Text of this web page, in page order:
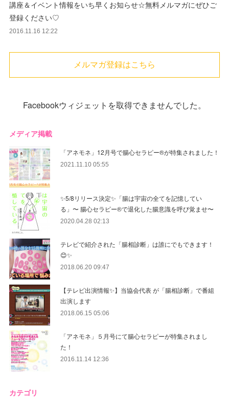
講座＆イベント情報をいち早くお知らせ☆無料メルマガにぜひご
登録ください♡
2016.11.16 12:22
メルマガ登録はこちら
Facebookウィジェットを取得できませんでした。
メディア掲載
「アネモネ」12月号で腸心セラピー®︎が特集されました！
2021.11.10 05:55
✨5/8リリース決定✨「腸は宇宙の全てを記憶してい
る」〜 腸心セラピー®︎で退化した腸意識を呼び覚ませ〜
2020.04.28 02:13
テレビで紹介された「腸相診断」は誰にでもできます！
😊✨
2018.06.20 09:47
【テレビ出演情報✨】当協会代表 が「腸相診断」で番組
出演します
2018.06.15 05:06
「アネモネ」５月号にて腸心セラピーが特集されまし
た！
2016.11.14 12:36
カテゴリ